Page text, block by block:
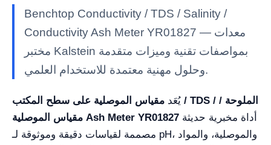
Benchtop Conductivity / TDS / Salinity /
Conductivity Ash Meter YR01827 — معدات
مختبر Kalstein بمواصفات تقنية وميزات متقدمة
وحلول مهنية معتمدة للاستخدام العلمي.
يُعَد مقياس الموصلية على سطح المكتب / TDS / الملوحة /
مقياس الموصلية Ash Meter YR01827
مصممة لقياسات دقيقة وموثوقة لـ pH، والموصلية، والمواد